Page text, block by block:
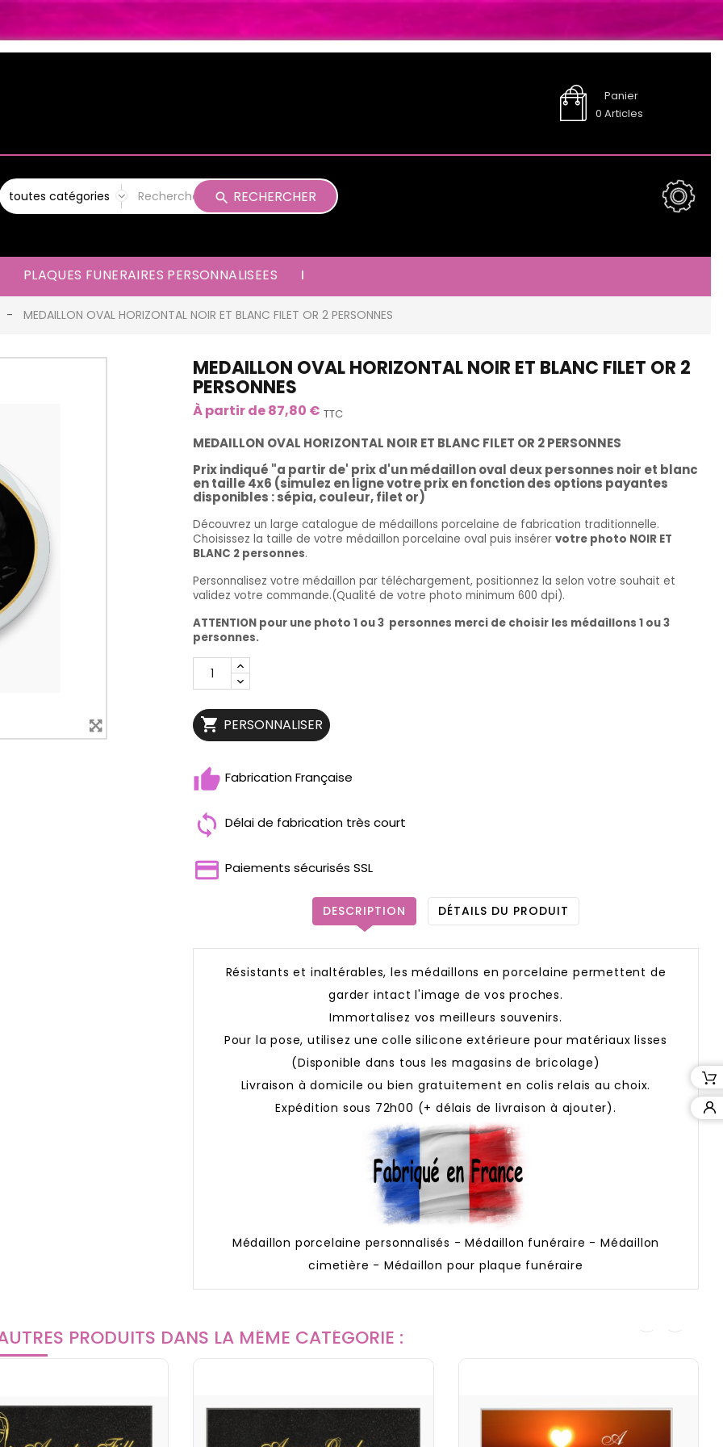
Panier
0 Articles
RECHERCHER
PLAQUES FUNERAIRES PERSONNALISEES
MEDAILLON OVAL HORIZONTAL NOIR ET BLANC FILET OR 2 PERSONNES
MEDAILLON OVAL HORIZONTAL NOIR ET BLANC FILET OR 2
PERSONNES
À partir de 87,80 € TTC
MEDAILLON OVAL HORIZONTAL NOIR ET BLANC FILET OR 2 PERSONNES
Prix indiqué "a partir de' prix d'un médaillon oval deux personnes noir et blanc
en taille 4x6 (simulez en ligne votre prix en fonction des options payantes
disponibles : sépia, couleur, filet or)
Découvrez un large catalogue de médaillons porcelaine de fabrication traditionnelle.
Choisissez la taille de votre médaillon porcelaine oval puis insérer votre photo NOIR ET
BLANC 2 personnes.
Personnalisez votre médaillon par téléchargement, positionnez la selon votre souhait et
validez votre commande.(Qualité de votre photo minimum 600 dpi).
ATTENTION pour une photo 1 ou 3 personnes merci de choisir les médaillons 1 ou 3
personnes.
 PERSONNALISER
Fabrication Française
Délai de fabrication très court
Paiements sécurisés SSL
DESCRIPTION DÉTAILS DU PRODUIT
Résistants et inaltérables, les médaillons en porcelaine permettent de
garder intact l'image de vos proches.
Immortalisez vos meilleurs souvenirs.
Pour la pose, utilisez une colle silicone extérieure pour matériaux lisses
(Disponible dans tous les magasins de bricolage)
Livraison à domicile ou bien gratuitement en colis relais au choix.
Expédition sous 72h00 (+ délais de livraison à ajouter).
Médaillon porcelaine personnalisés - Médaillon funéraire - Médaillon
cimetière - Médaillon pour plaque funéraire
PRODUITS DANS LA MÊME CATÉGORIE :